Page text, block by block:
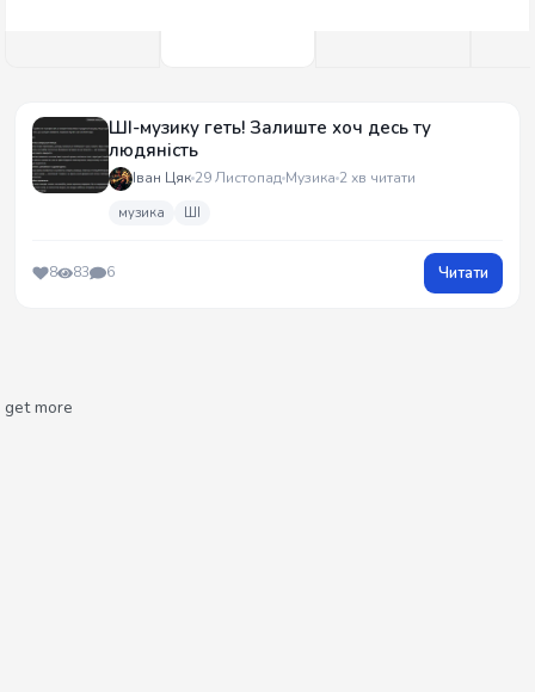
ШІ-музику геть! Залиште хоч десь ту
людяність
Іван Цяк 29 Листопад Музика 2 хв читати
музика ШІ
8 83 6 Читати
get more